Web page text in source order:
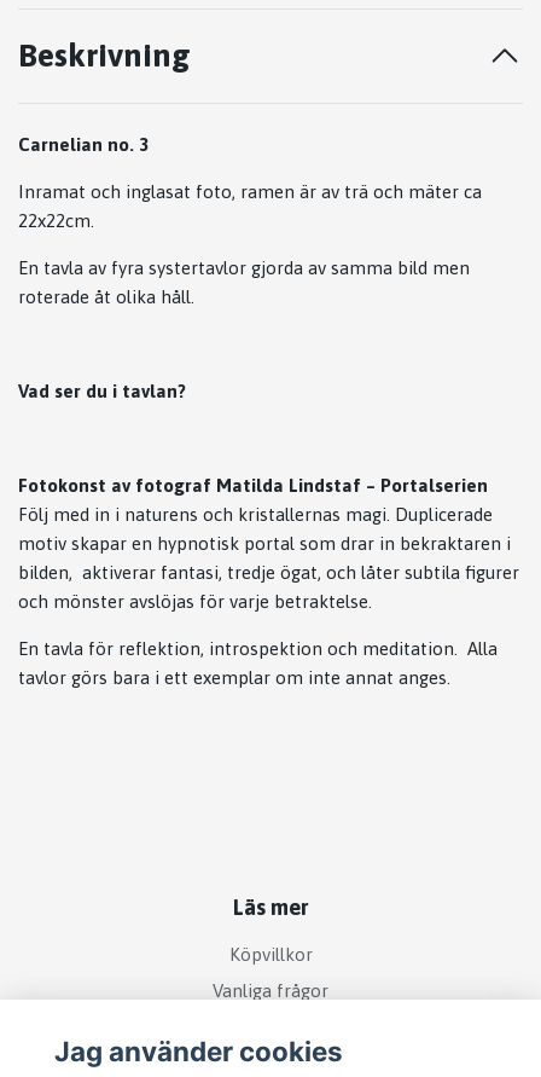
Beskrivning
Carnelian no. 3
Inramat och inglasat foto, ramen är av trä och mäter ca
22x22cm.
En tavla av fyra systertavlor gjorda av samma bild men
roterade åt olika håll.
Vad ser du i tavlan?
Fotokonst av fotograf Matilda Lindstaf – Portalserien
Följ med in i naturens och kristallernas magi. Duplicerade
motiv skapar en hypnotisk portal som drar in bekraktaren i
bilden, aktiverar fantasi, tredje ögat, och låter subtila figurer
och mönster avslöjas för varje betraktelse.
En tavla för reflektion, introspektion och meditation. Alla
tavlor görs bara i ett exemplar om inte annat anges.
Läs mer
Köpvillkor
Vanliga frågor
Sociala medier
Jag använder cookies